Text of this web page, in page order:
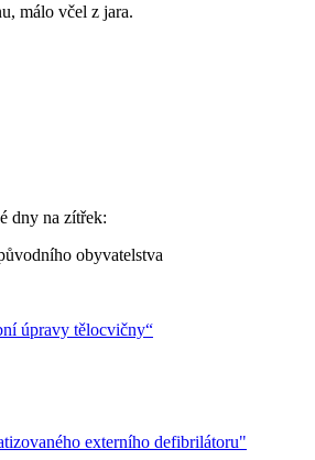
málo včel z jara.
dny na zítřek:
obyvatelstva
úpravy tělocvičny“
externího defibrilátoru"